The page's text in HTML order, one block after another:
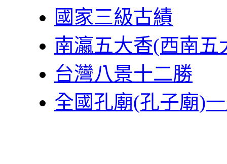
國家三級古績
南瀛五大香(西南五
台灣八景十二勝
全國孔廟(孔子廟)